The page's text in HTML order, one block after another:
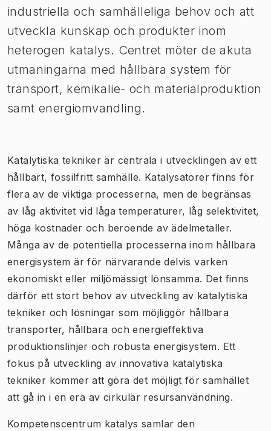
industriella och samhälleliga behov och att
utveckla kunskap och produkter inom
heterogen katalys. Centret möter de akuta
utmaningarna med hållbara system för
transport, kemikalie- och materialproduktion
samt energiomvandling.
Katalytiska tekniker är centrala i utvecklingen av ett
hållbart, fossilfritt samhälle. Katalysatorer finns för
flera av de viktiga processerna, men de begränsas
av låg aktivitet vid låga temperaturer, låg selektivitet,
höga kostnader och beroende av ädelmetaller.
Många av de potentiella processerna inom hållbara
energisystem är för närvarande delvis varken
ekonomiskt eller miljömässigt lönsamma. Det finns
därför ett stort behov av utveckling av katalytiska
tekniker och lösningar som möjliggör hållbara
transporter, hållbara och energieffektiva
produktionslinjer och robusta energisystem. Ett
fokus på utveckling av innovativa katalytiska
tekniker kommer att göra det möjligt för samhället
att gå in i en era av cirkulär resursanvändning.
Kompetenscentrum katalys samlar den